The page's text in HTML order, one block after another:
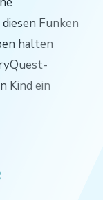
Funken
halten
Kind ein